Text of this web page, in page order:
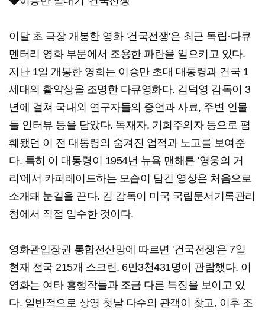
이달 초 극장 개봉한 영화 '건국전쟁'은 최근 독립·다큐
멘터리 영화 부문에서 조용한 파란을 일으키고 있다.
지난 1일 개봉한 영화는 이승만 초대 대통령과 건국 1
세대의 활약상을 조명한 다큐영화다. 김덕영 감독이 3
년에 걸쳐 국내외 연구자들의 증언과 사료, 주변 인물
들 인터뷰 등을 담았다. 독재자, 기회주의자 등으로 폄
훼됐던 이 전 대통령의 숨겨진 업적과 노고를 보여준
다. 특히 이 대통령이 1954년 뉴욕 맨해튼 '영웅의 거
리'에서 카퍼레이드하는 모습이 담긴 영상은 처음으로
소개돼 눈길을 끈다. 김 감독이 미국 국립문서기록관리
청에서 직접 입수한 것이다.
영화관입장권 통합전산망에 따르면 '건국전쟁'은 7일
현재 전국 215개 스크린, 6만3천431명이 관람했다. 이
영화는 여타 흥행작들과 조금 다른 특징을 보이고 있
다. 일반적으로 상영 첫날 다수의 관객이 찾고, 이후 조